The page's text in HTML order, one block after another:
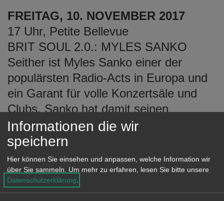
FREITAG, 10. NOVEMBER 2017
17 Uhr, Petite Bellevue
BRIT SOUL 2.0.: MYLES SANKO
Seither ist Myles Sanko einer der
populärsten Radio-Acts in Europa und
ein Garant für volle Konzertsäle und
Clubs. Sanko hat damit seinen
typischen Stil etabliert, sparsame
Instrumentalbegleitung, die den
emotionalen Gesang direkt vom Herzen
in ein effektvolles Crescende münden
lässt.
Informationen die wir
speichern
Hier können Sie einsehen und anpassen, welche Information wir
über Sie sammeln.
Um mehr zu erfahren, lesen Sie bitte unsere
Datenschutzerklärung